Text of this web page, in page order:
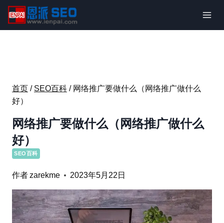
内
首页 / SEO百科 / 网络推广要做什么（网络推广做什么
好）
网络推广要做什么（网络推广做什么
好）
SEO百科
作者zarekme 2023年5月22日